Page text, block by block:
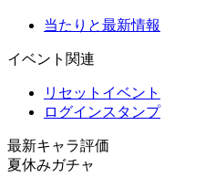
当たりと最新情報
イベント関連
リセットイベント
ログインスタンプ
最新キャラ評価
夏休みガチャ